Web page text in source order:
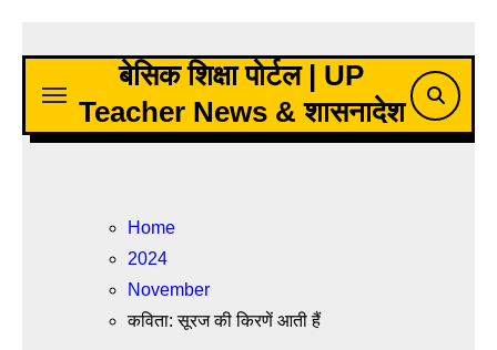
content
बेसिक शिक्षा पोर्टल | UP
Teacher News & शासनादेश
Home
2024
November
कविता: सूरज की किरणें आती हैं